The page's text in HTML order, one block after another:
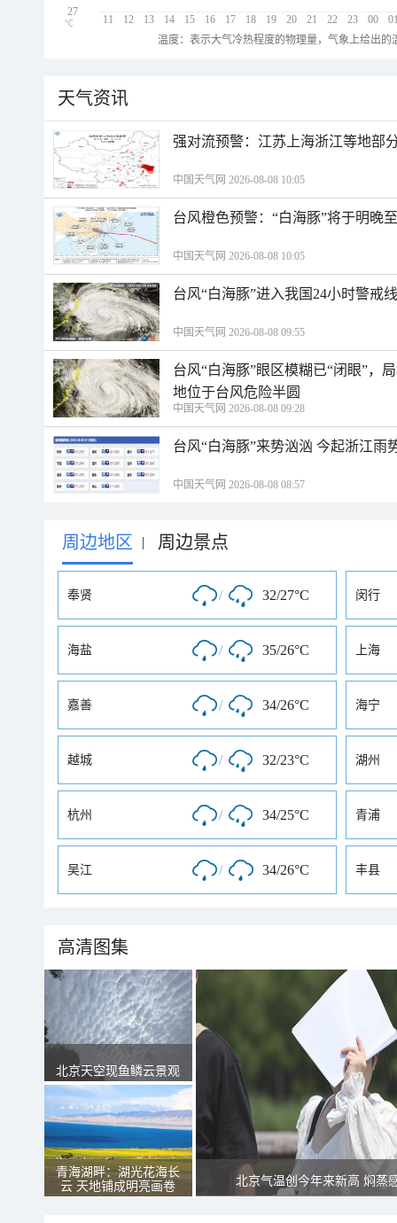
11 12 13 14 15 16 17 18 19 20 21 22 23 00
27
℃
温度：表示大气冷热程度的物理量，气象上给出
天气资讯
强对流预警：江苏上海浙江等地部
中国天气网 2026-08-08 10:05
台风橙色预警：“白海豚”将于明晚
中国天气网 2026-08-08 10:05
台风“白海豚”进入我国24小时警戒
中国天气网 2026-08-08 09:55
台风“白海豚”眼区模糊已“闭眼”，
地位于台风危险半圆
中国天气网 2026-08-08 09:28
台风“白海豚”来势汹汹 今起浙江雨
中国天气网 2026-08-08 08:57
周边地区 | 周边景点
奉贤 / 32/27°C 闵行
海盐 / 35/26°C 上海
嘉善 / 34/26°C 海宁
越城 / 32/23°C 湖州
杭州 / 34/25°C 青浦
吴江 / 34/26°C 丰县
高清图集
北京天空现鱼鳞云景观
青海湖畔：湖光花海长
云 天地铺成明亮画卷
北京气温创今年来新高 焖蒸